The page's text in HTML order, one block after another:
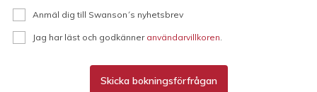
Anmäl dig till Swanson´s nyhetsbrev
Jag har läst och godkänner användarvillkoren.
Skicka bokningsförfrågan